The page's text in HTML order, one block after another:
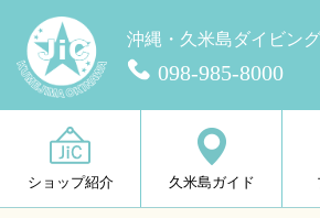
沖縄・久米島ダイビン
098-985-8000
ショップ紹介 久米島ガイド